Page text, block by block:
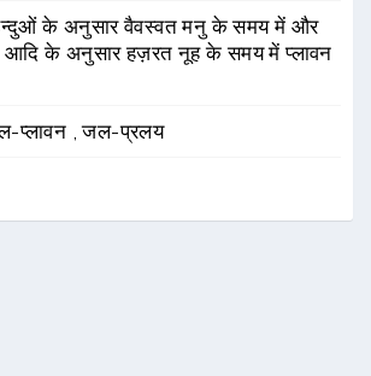
के अनुसार वैवस्वत मनु के समय में और
आदि के अनुसार हज़रत नूह के समय में प्लावन
प्लावन ,जल-प्रलय